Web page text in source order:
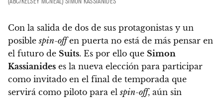
Con la salida de dos de sus protagonistas y un
posiblespin-offen puerta no está de más pensar en
el futuro de Suits. Es por ello que Simon
Kassianides es la nueva elección para participar
como invitado en el final de temporada que
servirá como piloto para elspin-off, aún sin